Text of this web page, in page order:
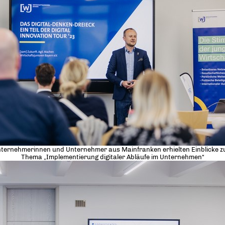
und Unternehmer aus Mainfranken erhielten Einblicke
Thema „Implementierung digitaler Abläufe im Unternehmen“